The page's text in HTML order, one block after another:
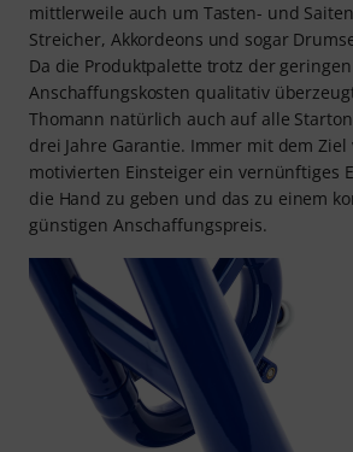
mittlerweile auch um Tasten- und
Streicher, Akkordeons und sogar
Da die Produktpalette trotz der geringen
Anschaffungskosten qualitativ
Thomann natürlich auch auf alle
drei Jahre Garantie. Immer mit dem Ziel
motivierten Einsteiger ein vernünftiges
die Hand zu geben und das zu einem
günstigen Anschaffungspreis.